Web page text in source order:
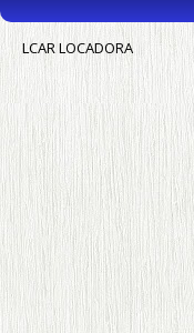
LCAR LOCADORA